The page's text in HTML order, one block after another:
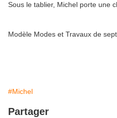
Sous le tablier, Michel porte une
Modèle Modes et Travaux de
#Michel
Partager